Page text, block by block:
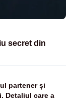
secret din
partener și
Detaliul care a